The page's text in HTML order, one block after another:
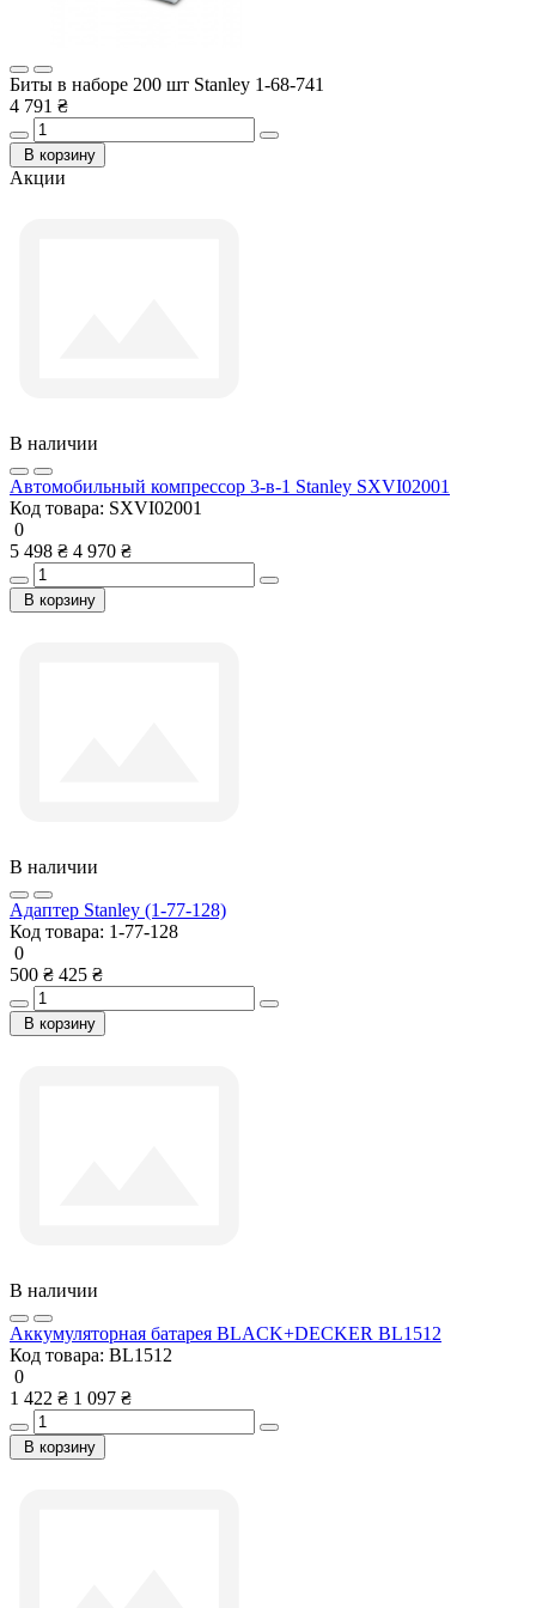
Биты в наборе 200 шт Stanley 1-68-741
4 791 ₴
В корзину
Акции
В наличии
Автомобильный компрессор 3-в-1 Stanley SXVI02001
Код товара: SXVI02001
0
5 498 ₴ 4 970 ₴
В корзину
В наличии
Адаптер Stanley (1-77-128)
Код товара: 1-77-128
0
500 ₴ 425 ₴
В корзину
В наличии
Аккумуляторная батарея BLACK+DECKER BL1512
Код товара: BL1512
0
1 422 ₴ 1 097 ₴
В корзину